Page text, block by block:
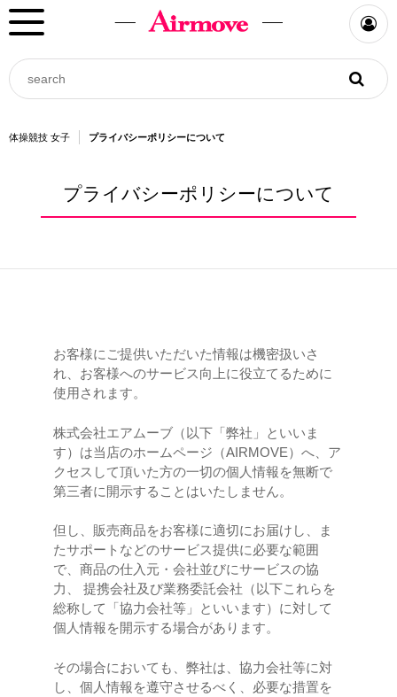
体操競技 女子 プライバシーポリシーについて
プライバシーポリシーについて
お客様にご提供いただいた情報は機密扱いさ
れ、お客様へのサービス向上に役立てるために
使用されます。
株式会社エアムーブ（以下「弊社」といいま
す）は当店のホームページ（AIRMOVE）へ、ア
クセスして頂いた方の一切の個人情報を無断で
第三者に開示することはいたしません。
但し、販売商品をお客様に適切にお届けし、ま
たサポートなどのサービス提供に必要な範囲
で、商品の仕入元・会社並びにサービスの協
力、 提携会社及び業務委託会社（以下これらを
総称して「協力会社等」といいます）に対して
個人情報を開示する場合があります。
その場合においても、弊社は、協力会社等に対
し、個人情報を遵守させるべく、必要な措置を